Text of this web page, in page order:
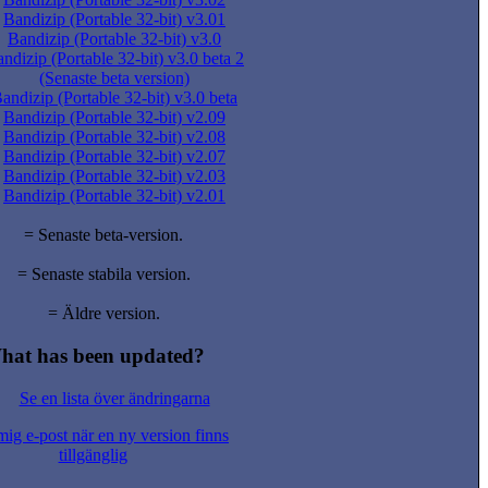
Bandizip (Portable 32-bit) v3.01
Bandizip (Portable 32-bit) v3.0
(Portable 32-bit) v3.0 beta 2
(Senaste beta version)
(Portable 32-bit) v3.0 beta
Bandizip (Portable 32-bit) v2.09
Bandizip (Portable 32-bit) v2.08
Bandizip (Portable 32-bit) v2.07
Bandizip (Portable 32-bit) v2.03
Bandizip (Portable 32-bit) v2.01
= Senaste beta-version.
= Senaste stabila version.
= Äldre version.
has been updated?
Se en lista över ändringarna
e-post när en ny version finns
tillgänglig